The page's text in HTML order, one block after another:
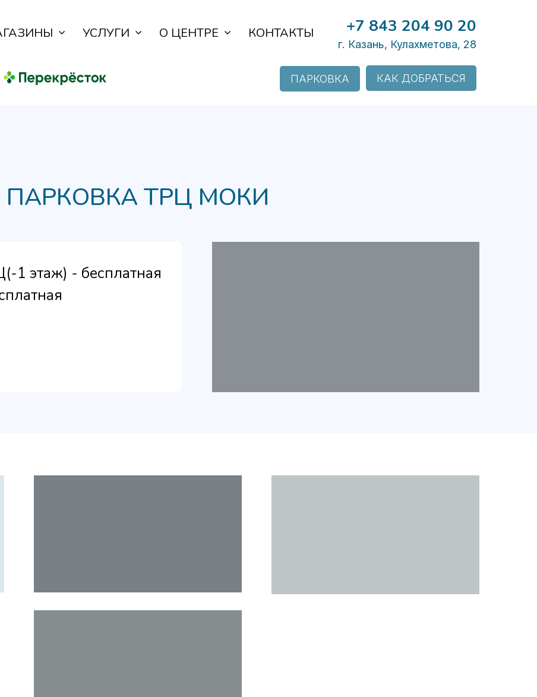
УСЛУГИ О ЦЕНТРЕ КОНТАКТЫ +7 843 204 90 20
г. Казань, Кулахметова, 28
КАК ДОБРАТЬСЯ
ПАРКОВКА
ПАРКОВКА ТРЦ МОКИ
(-1 этаж) - бесплатная